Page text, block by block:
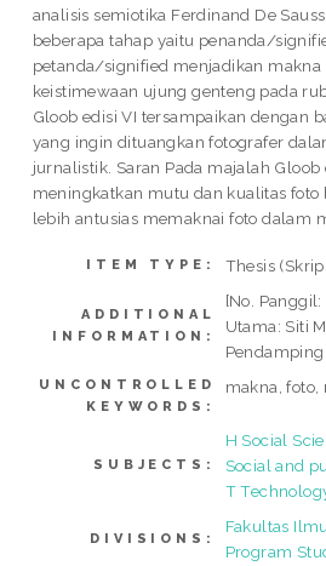
analisis semiotika Ferdinand De
beberapa tahap yaitu penanda/
petanda/signified menjadikan makna
keistimewaan ujung genteng pada
Gloob edisi VI tersampaikan dengan
yang ingin dituangkan fotografer
jurnalistik. Saran Pada majalah
meningkatkan mutu dan kualitas foto
lebih antusias memaknai foto dalam
ITEM TYPE: Thesis
ADDITIONAL
INFORMATION:
[No.
Utama: Siti
UNCONTROLLED
KEYWORDS:
makna, foto,
SUBJECTS:
H Social
Social and
T
DIVISIONS:
Fakultas
Program